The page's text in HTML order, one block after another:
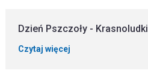
Dzień Pszczoły - Krasnoludki
Czytaj więcej